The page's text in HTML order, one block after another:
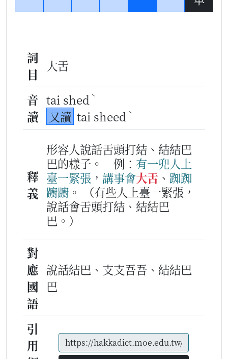
詞
目
大舌
音
讀
tai shed ˋ
又讀 tai sheed ˋ
釋
義
形容人說話舌頭打結、結結巴
巴的樣子。
例： 有一兜人 上
臺一緊張 ， 講事會大舌 、 踟踟
躕躕 。
（有些人上臺一緊張，
說話會舌頭打結、結結巴
巴。）
對
應
國
語
說話結巴、支支吾吾、結結巴
巴
引
用